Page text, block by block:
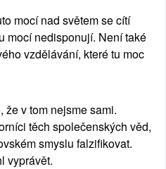
mocí nad světem se cítí
mocí nedisponují. Není také
vzdělávání, které tu moc
že v tom nejsme sami.
těch společenských věd,
smyslu falzifikovat.
vyprávět.